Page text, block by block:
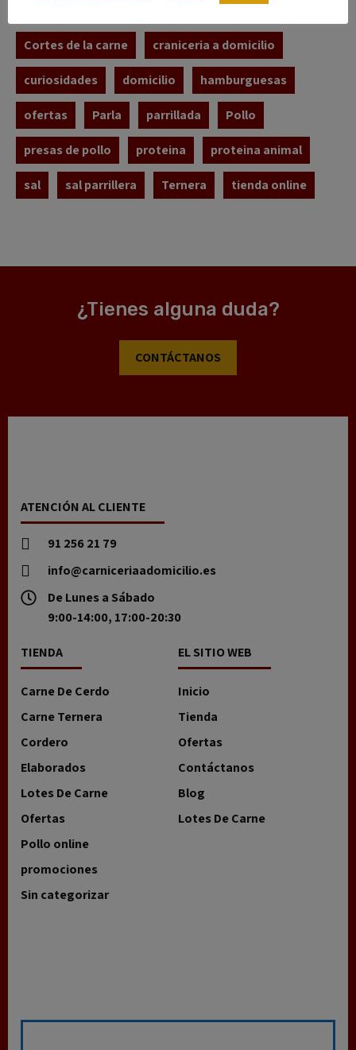
Cortes de la carne craniceria a domicilio
curiosidades domicilio hamburguesas
ofertas Parla parrillada Pollo
presas de pollo proteina proteina animal
sal sal parrillera Ternera tienda online
¿Tienes alguna duda?
CONTÁCTANOS
ATENCIÓN AL CLIENTE
91 256 21 79
info@carniceriaadomicilio.es
De Lunes a Sábado
9:00-14:00, 17:00-20:30
TIENDA
Carne De Cerdo
Carne Ternera
Cordero
Elaborados
Lotes De Carne
Ofertas
Pollo online
promociones
Sin categorizar
EL SITIO WEB
Inicio
Tienda
Ofertas
Contáctanos
Blog
Lotes De Carne